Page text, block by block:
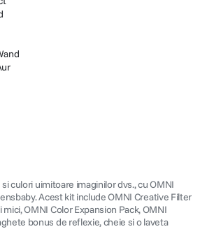
culori uimitoare imaginilor dvs., cu OMNI
Acest kit include OMNI Creative Filter
OMNI Color Expansion Pack, OMNI
bonus de reflexie, cheie si o laveta